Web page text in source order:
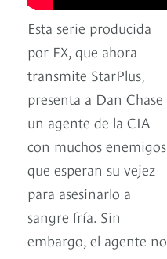
Esta serie producida
por FX, que ahora
transmite StarPlus,
presenta a Dan Chase
un agente de la CIA
con muchos enemigos
que esperan su vejez
para asesinarlo a
sangre fría. Sin
embargo, el agente no